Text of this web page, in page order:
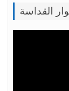
القداسة